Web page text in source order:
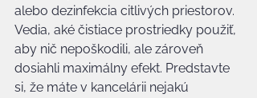
alebo dezinfekcia citlivých priestorov.
Vedia, aké čistiace prostriedky použiť,
aby nič nepoškodili, ale zároveň
dosiahli maximálny efekt. Predstavte
si, že máte v kancelárii nejakú